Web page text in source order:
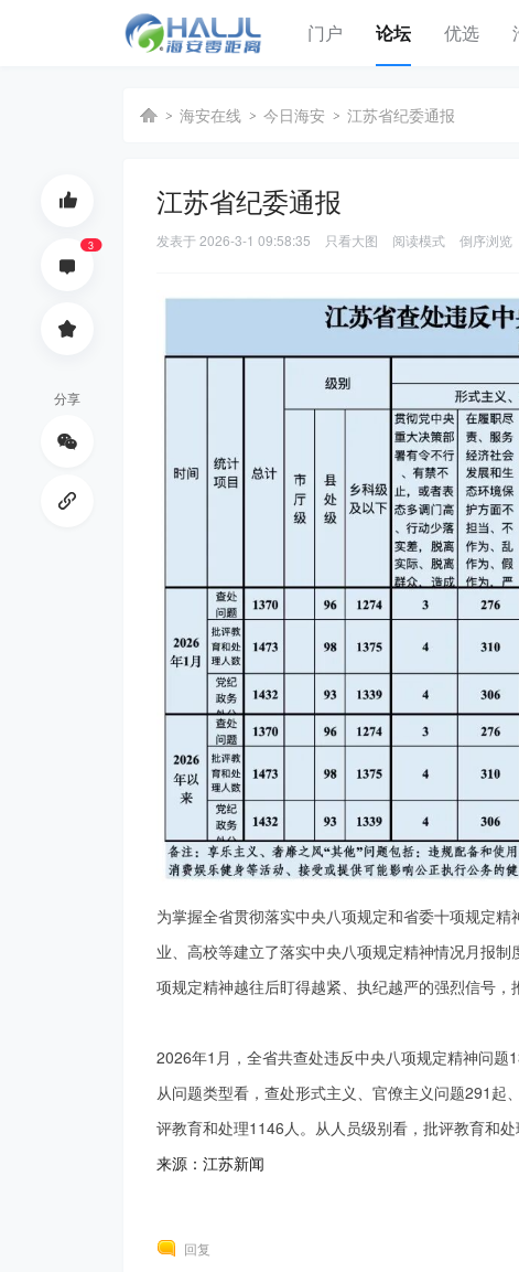
门户 论坛 优选
3
分享
›
海安在线
›
今日海安
›
江苏省纪委通报
江苏省纪委通报
发表于2026-3-1 09:58:35 只看大图 阅读模式 倒序浏览
为掌握全省贯彻落实中央八项规定和省委十项规定
业、高校等建立了落实中央八项规定精神情况月报
项规定精神越往后盯得越紧、执纪越严的强烈信号，
2026年1月，全省共查处违反中央八项规定精神问题
从问题类型看，查处形式主义、官僚主义问题291
评教育和处理1146人。从人员级别看，批评教育和
来源：江苏新闻
回复